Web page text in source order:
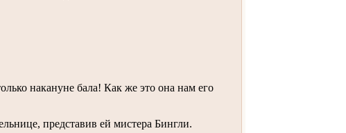
накануне бала! Как же это она нам его
представив ей мистера Бингли.